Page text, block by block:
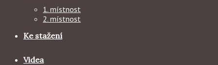
1. místnost
2. místnost
Ke stažení
Videa